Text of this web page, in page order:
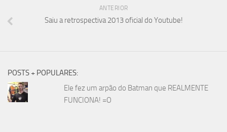
ANTERIOR
Saiu a retrospectiva 2013 oficial do Youtube!
POSTS + POPULARES:
Ele fez um arpão do Batman que REALMENTE
FUNCIONA! =O